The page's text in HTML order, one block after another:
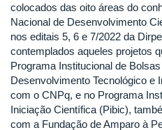
colocados das oito áreas do
Nacional de Desenvolvimento
nos editais 5, 6 e 7/2022 da
contemplados aqueles projetos
Programa Institucional de
Desenvolvimento Tecnológico e
com o CNPq, e no Programa
Iniciação Científica (Pibic),
com a Fundação de Amparo à